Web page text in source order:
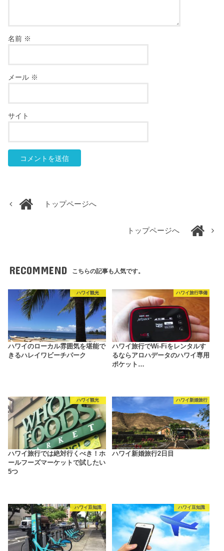
名前 ※
メール ※
サイト
トップページへ
トップページへ
RECOMMEND こちらの記事も人気です。
ハワイ観光
ハワイのローカル雰囲気を堪能で
きるハレイワビーチパーク
ハワイ旅行準備
ハワイ旅行でWi-Fiをレンタルす
るならアロハデータのハワイ専用
ポケット…
ハワイ観光
ハワイ旅行では絶対行くべき！ホ
ールフーズマーケットで試したい
5つ
ハワイ新婚旅行
ハワイ新婚旅行2日目
ハワイ豆知識 ハワイ豆知識